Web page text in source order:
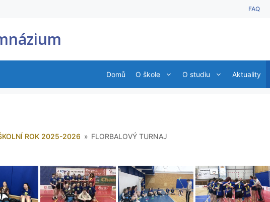
FAQ
Domů O škole O studiu Aktuality
ROK 2025-2026 » FLORBALOVÝ TURNAJ